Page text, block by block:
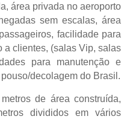
área privada no aeroporto
sem escalas, área
facilidade para
a clientes, (salas Vip, salas
para manutenção e
decolagem do Brasil.
de área construída,
divididos em vários